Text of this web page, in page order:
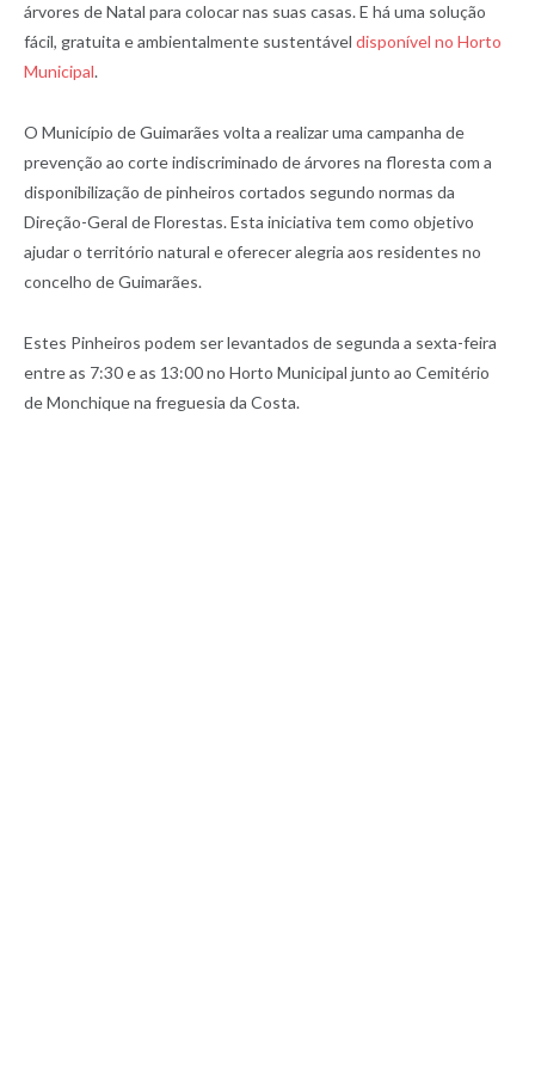
árvores de Natal para colocar nas suas casas. E há uma solução
fácil, gratuita e ambientalmente sustentável disponível no Horto
Municipal.
O Município de Guimarães volta a realizar uma campanha de
prevenção ao corte indiscriminado de árvores na floresta com a
disponibilização de pinheiros cortados segundo normas da
Direção-Geral de Florestas. Esta iniciativa tem como objetivo
ajudar o território natural e oferecer alegria aos residentes no
concelho de Guimarães.
Estes Pinheiros podem ser levantados de segunda a sexta-feira
entre as 7:30 e as 13:00 no Horto Municipal junto ao Cemitério
de Monchique na freguesia da Costa.